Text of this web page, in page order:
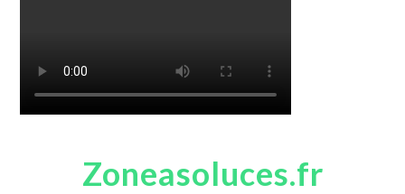
Zoneasoluces.fr